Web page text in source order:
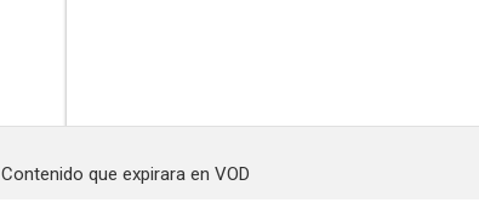
Contenido que expirara en VOD